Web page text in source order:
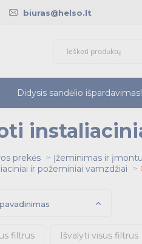
biuras@helso.lt
Didysis sandėlio
prekės
Įžeminimas ir
ir požeminiai vamzdžiai
filtrus Išvalyti visus filtrus